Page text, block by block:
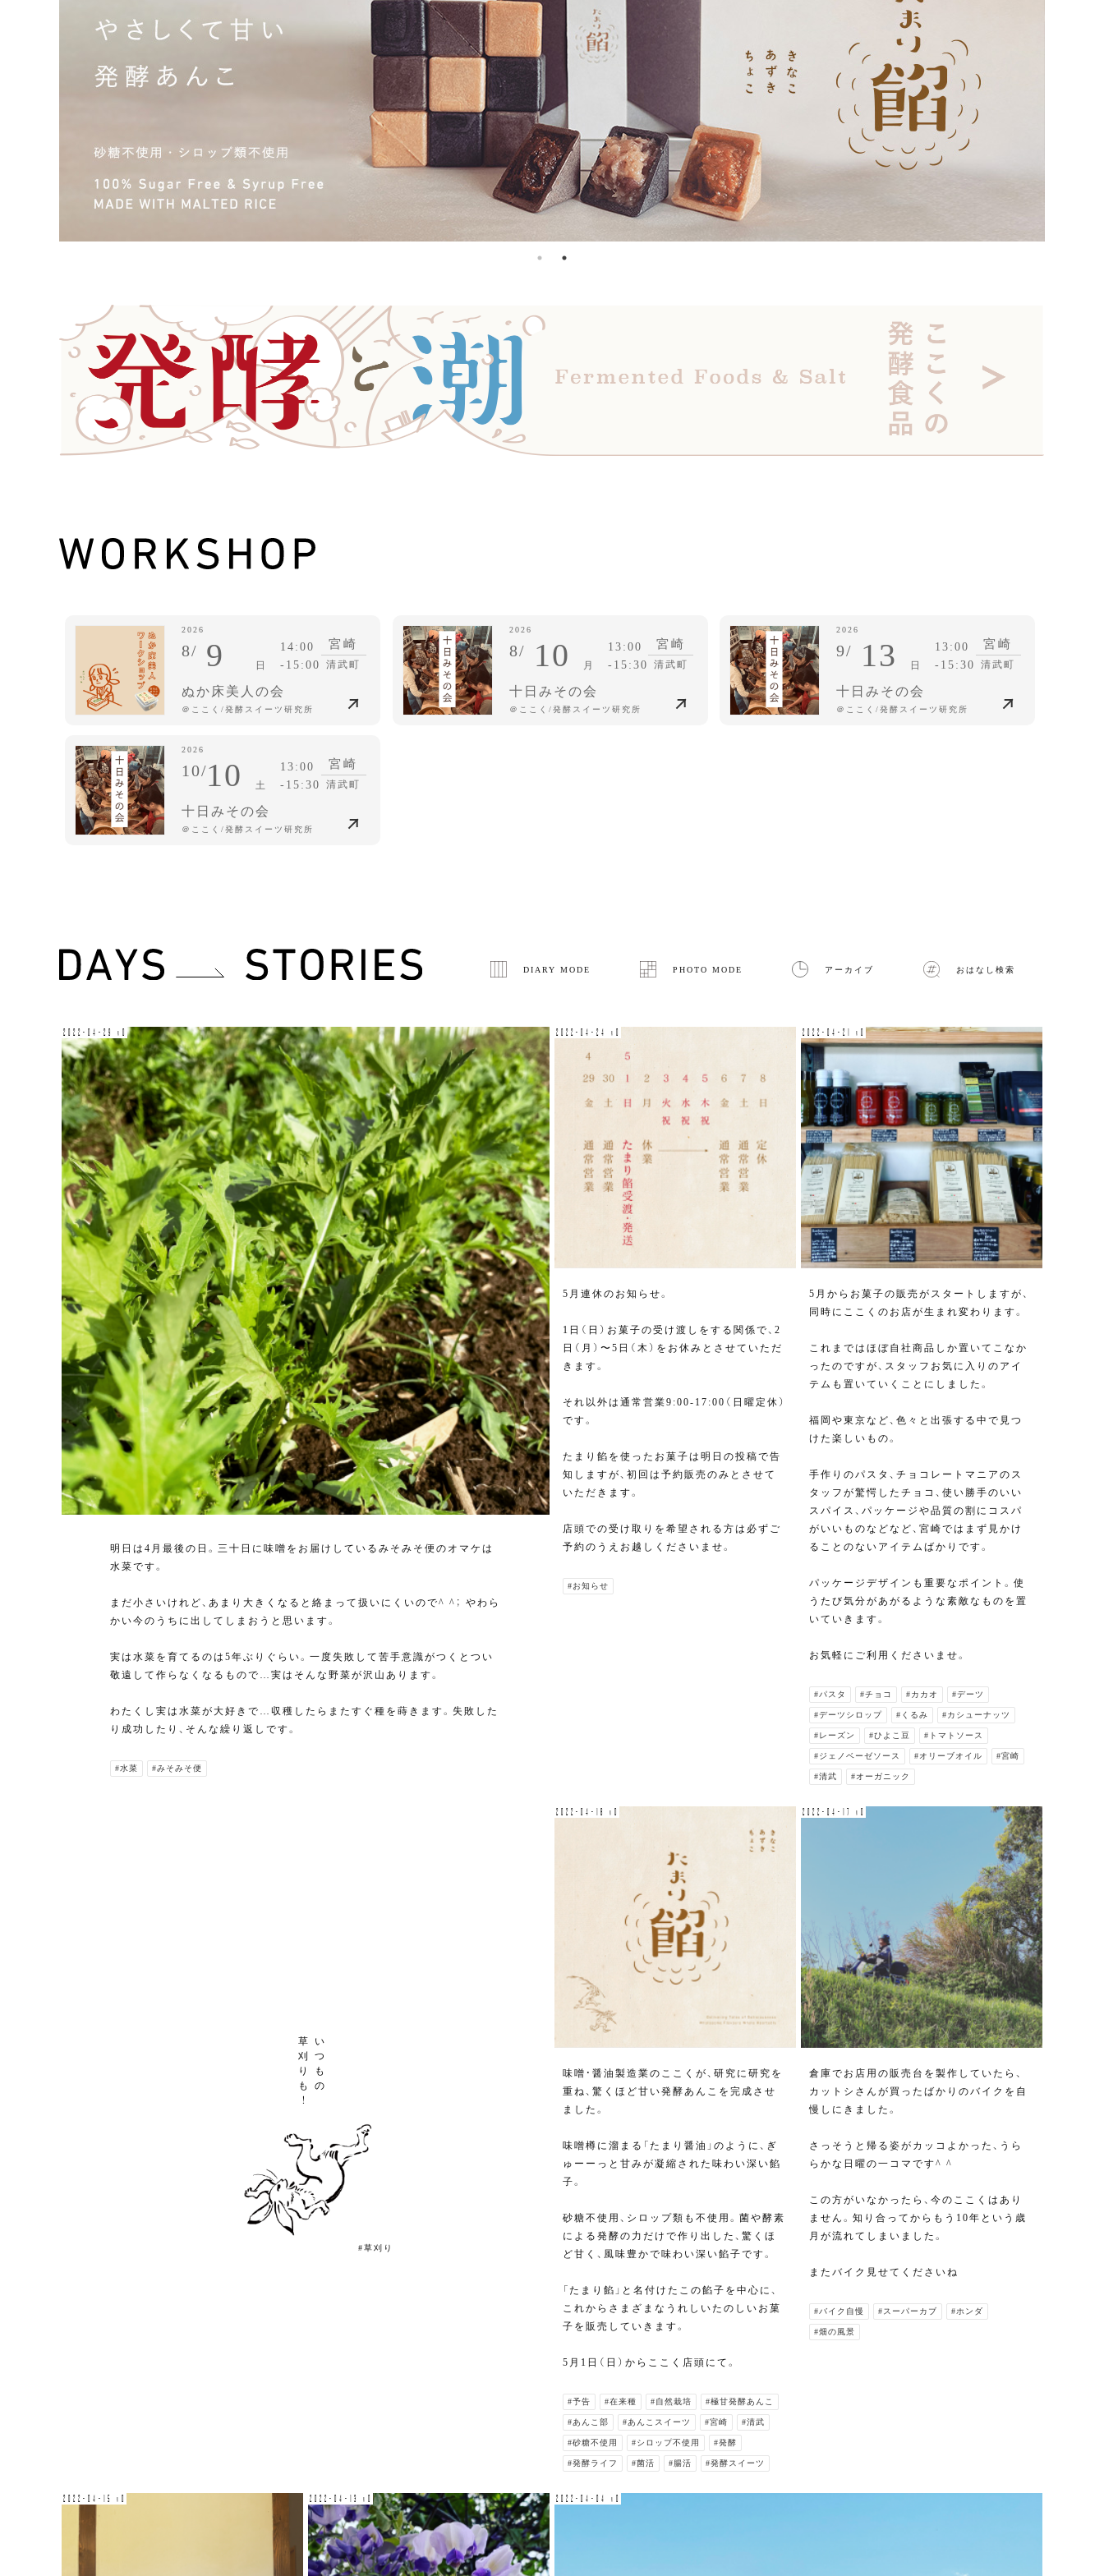
2026
8/ 9 日
14:00
-15:00
宮崎
清武町
ぬか床美人の会
＠ここく/発酵スイーツ研究所
2026
8/ 10 月
13:00
-15:30
宮崎
清武町
十日みその会
＠ここく/発酵スイーツ研究所
2026
9/ 13 日
13:00
-15:30
宮崎
清武町
十日みその会
＠ここく/発酵スイーツ研究所
2026
10/10 土
13:00
-15:30
宮崎
清武町
十日みその会
＠ここく/発酵スイーツ研究所
DIARY MODE PHOTO MODE アーカイブ おはなし検索
草
刈
り
も
！
い
つ
も
の
#草刈り
2022-04-29 v0
明日は4月最後の日。三十日に味噌をお届けしているみそみそ便のオマケは
水菜です。
まだ小さいけれど、あまり大きくなると絡まって扱いにくいので^ ^； やわら
かい今のうちに出してしまおうと思います。
実は水菜を育てるのは5年ぶりぐらい。一度失敗して苦手意識がつくとつい
敬遠して作らなくなるもので…実はそんな野菜が沢山あります。
わたくし実は水菜が大好きで…収穫したらまたすぐ種を蒔きます。失敗した
り成功したり、そんな繰り返しです。
#水菜 #みそみそ便
2022-04-24 v0
5月連休のお知らせ。
1日（日）お菓子の受け渡しをする関係で、2
日（月）〜5日（木）をお休みとさせていただ
きます。
それ以外は通常営業9:00-17:00（日曜定休）
です。
たまり餡を使ったお菓子は明日の投稿で告
知しますが、初回は予約販売のみとさせて
いただきます。
店頭での受け取りを希望される方は必ずご
予約のうえお越しくださいませ。
#お知らせ
2022-04-21 v0
5月からお菓子の販売がスタートしますが、
同時にここくのお店が生まれ変わります。
これまではほぼ自社商品しか置いてこなか
ったのですが、スタッフお気に入りのアイ
テムも置いていくことにしました。
福岡や東京など、色々と出張する中で見つ
けた楽しいもの。
手作りのパスタ、チョコレートマニアのス
タッフが驚愕したチョコ、使い勝手のいい
スパイス、パッケージや品質の割にコスパ
がいいものなどなど、宮崎ではまず見かけ
ることのないアイテムばかりです。
パッケージデザインも重要なポイント。使
うたび気分があがるような素敵なものを置
いていきます。
お気軽にご利用くださいませ。
#パスタ #チョコ #カカオ #デーツ
#デーツシロップ #くるみ #カシューナッツ
#レーズン #ひよこ豆 #トマトソース
#ジェノベーゼソース #オリーブオイル #宮崎
#清武 #オーガニック
2022-04-18 v0
味噌・醤油製造業のここくが、研究に研究を
重ね、驚くほど甘い発酵あんこを完成させ
ました。
味噌樽に溜まる「たまり醤油」のように、ぎ
ゅーーっと甘みが凝縮された味わい深い餡
子。
砂糖不使用、シロップ類も不使用。菌や酵素
による発酵の力だけで作り出した、驚くほ
ど甘く、風味豊かで味わい深い餡子です。
「たまり餡」と名付けたこの餡子を中心に、
これからさまざまなうれしいたのしいお菓
子を販売していきます。
5月1日（日）からここく店頭にて。
#予告 #在来種 #自然栽培 #極甘発酵あんこ
#あんこ部 #あんこスイーツ #宮崎 #清武
#砂糖不使用 #シロップ不使用 #発酵
#発酵ライフ #菌活 #腸活 #発酵スイーツ
2022-04-17 v0
倉庫でお店用の販売台を製作していたら、
カットシさんが買ったばかりのバイクを自
慢しにきました。
さっそうと帰る姿がカッコよかった、うら
らかな日曜の一コマです^ ^
この方がいなかったら、今のここくはあり
ません。知り合ってからもう10年という歳
月が流れてしまいました。
またバイク見せてくださいね
#バイク自慢 #スーパーカブ #ホンダ
#畑の風景
2022-04-15 v0 2022-04-13 v0 2022-04-04 v0